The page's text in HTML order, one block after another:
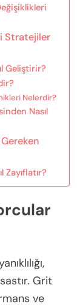
Stratejiler
Geliştirir?
Nelerdir?
Nasıl
Grit
ve